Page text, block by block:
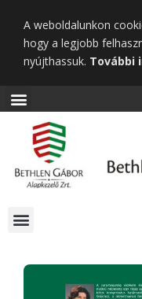
tartalomra
A weboldalunkon
hogy a legjobb
nyújthassuk. További